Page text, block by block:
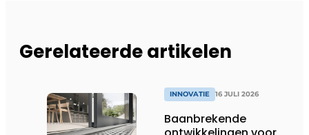
Gerelateerde artikelen
INNOVATIE 16 JULI 2026
Baanbrekende